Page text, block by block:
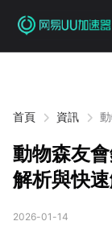
首頁 資訊
動物森友
解析與快
2026-01-14